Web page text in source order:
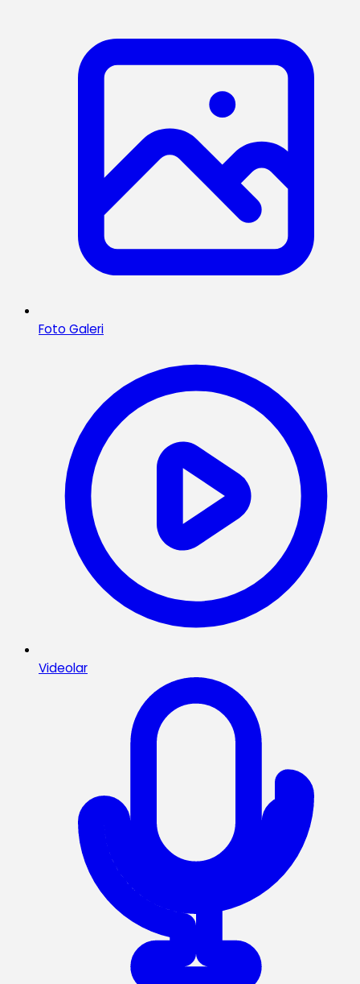
Foto Galeri
Videolar